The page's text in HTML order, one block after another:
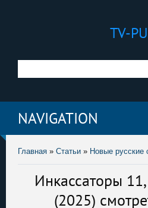
TV-
NAVIGATION
Главная » Статьи » Новые русские
Инкассаторы
(2025)